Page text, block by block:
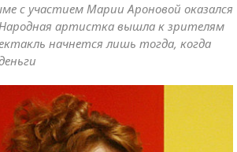
с участием Марии Ароновой оказался
Народная артистка вышла к зрителям
начнется лишь тогда, когда